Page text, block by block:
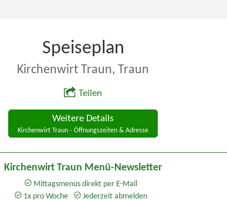
Speiseplan
Kirchenwirt Traun, Traun
Teilen
Weitere Details
Kirchenwirt Traun - Öffnungszeiten & Adresse
Kirchenwirt Traun Menü-Newsletter
Mittagsmenüs direkt per E-Mail
1x pro Woche
Jederzeit abmelden